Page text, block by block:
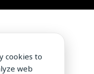
cookies to
web